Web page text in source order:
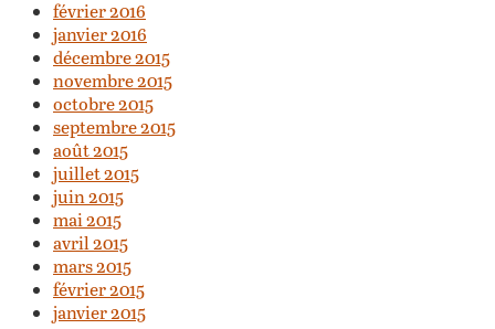
février 2016
janvier 2016
décembre 2015
novembre 2015
octobre 2015
septembre 2015
août 2015
juillet 2015
juin 2015
mai 2015
avril 2015
mars 2015
février 2015
janvier 2015